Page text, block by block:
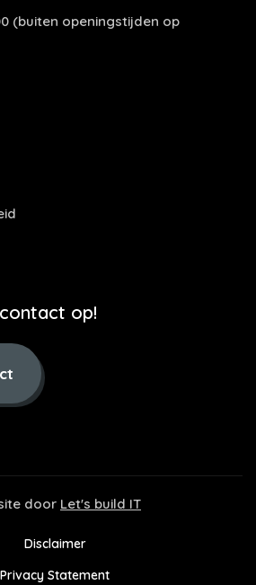
(buiten openingstijden op
op!
door Let's build IT
Disclaimer
Privacy Statement